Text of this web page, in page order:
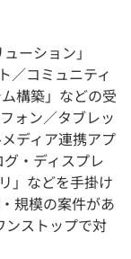
ーション」
／コミュニティ
構築」などの受
ォン／タブレッ
ディア連携アプ
・ディスプレ
」などを手掛け
規模の案件があ
ンストップで対